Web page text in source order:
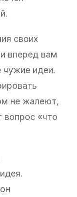
своих
вперед вам
чужие идеи.
не жалеют,
вопрос «что